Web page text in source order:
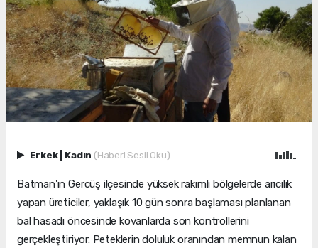
Erkek Kadın (Haberi Sesli Oku)
Batman'ın Gercüş ilçesinde yüksek rakımlı bölgelerde arıcılık
yapan üreticiler, yaklaşık 10 gün sonra başlaması planlanan
bal hasadı öncesinde kovanlarda son kontrollerini
gerçekleştiriyor. Peteklerin doluluk oranından memnun kalan